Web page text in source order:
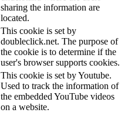
sharing the information are
located.
This cookie is set by
doubleclick.net. The purpose of
the cookie is to determine if the
user's browser supports cookies.
This cookie is set by Youtube.
Used to track the information of
the embedded YouTube videos
on a website.